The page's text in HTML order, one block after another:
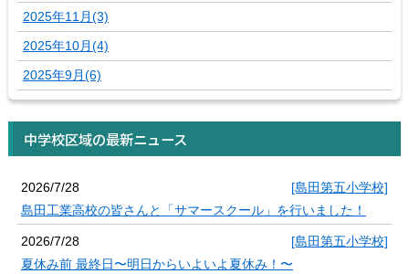
2025年11月(3)
2025年10月(4)
2025年9月(6)
中学校区域の最新ニュース
2026/7/28
[島田第五小学校]
島田工業高校の皆さんと「サマースクール」を行いました！
2026/7/28
[島田第五小学校]
夏休み前 最終日〜明日からいよいよ夏休み！〜